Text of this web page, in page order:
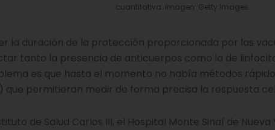
cuantitativa. Imagen: Getty Images.
la duración de la protección proporcionada por las
tanto la presencia de anticuerpos como la de
es que hasta el momento no había métodos
que permitieran medir de forma precisa la respuesta
de Salud Carlos III, el Hospital Monte Sinaí de Nueva